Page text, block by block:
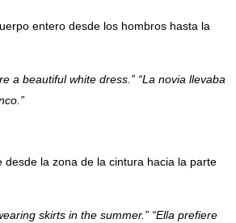
entero desde los hombros hasta la
a beautiful white dress.” “La novia llevaba
desde la zona de la cintura hacia la parte
skirts in the summer.” “Ella prefiere